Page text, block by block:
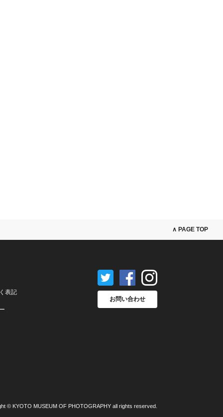
∧ PAGE TOP
表記
お問い合わせ
© KYOTO MUSEUM OF PHOTOGRAPHY all rights reserved.